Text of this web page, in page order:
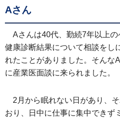
Aさん
Aさんは40代、勤続7年以上の
健康診断結果について相談をし
れたことがありました。そんな
に産業医面談に来られました。
2月から眠れない日があり、
おり、日中に仕事に集中できず